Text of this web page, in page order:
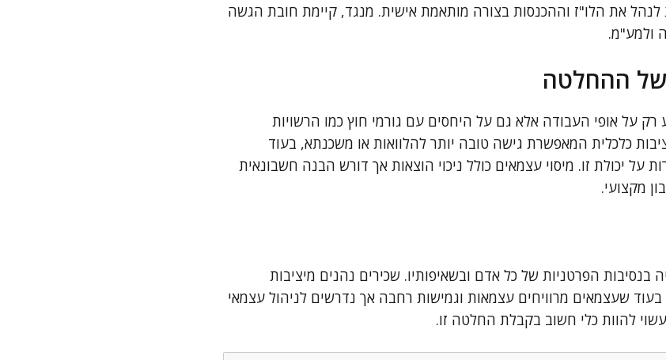
לנהל את הלו"ז וההכנסות בצורה מותאמת אישית. מנגד, קיימת חובת הגשה
ולמע"מ.
ההחלטה
על אופי העבודה אלא גם על היחסים עם גורמי חוץ כמו הרשויות
כלכלית המאפשרת גישה טובה יותר להלוואות או משכנתא, בעוד
על יכולת זו. מיסוי עצמאים כולל ניכוי הוצאות אך דורש הבנה חשבונאית
מקצועי.
בנסיבות הפרטניות של כל אדם ובשאיפותיו. שכירים נהנים מיציבות
בעוד שעצמאים מרוויחים עצמאות וגמישות רחבה אך נדרשים לניהול עצמאי
עשוי להוות כלי חשוב בקבלת החלטה זו.